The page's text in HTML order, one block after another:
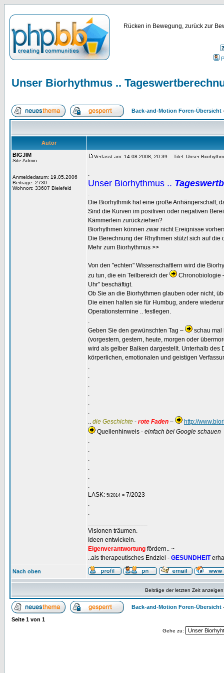
Rücken in Bewegung, zurück zur
Unser Biorhythmus ..
Back-and-Motion Foren-Übersicht
Autor
BIGJIM
Site Admin
Anmeldedatum: 19.05.2006
Beiträge: 2730
Wohnort: 33607 Bielefeld
Verfasst am: 14.08.2008, 20:39 Titel: Unser
.
Unser Biorhythmus ..
.
Die Biorhythmik hat eine große Anhängerschaft,
Sind die Kurven im positiven oder negativen
Kämmerlein zurückziehen?
Biorhythmen können zwar nicht Ereignisse
Die Berechnung der Rhythmen stützt sich auf
Mehr zum Biorhythmus >>
Von den "echten" Wissenschaftlern wird die
zu tun, die ein Teilbereich der
Chronobiologie
Uhr" beschäftigt.
Ob Sie an die Biorhythmen glauben oder nicht,
Die einen halten sie für Humbug, andere
Operationstermine .. festlegen.
.
Geben Sie den gewünschten Tag –
schau
(vorgestern, gestern, heute, morgen oder
wird als gelber Balken dargestellt. Unterhalb des
körperlichen, emotionalen und geistigen
.
.
.
.
.
.
.. die Geschichte - rote Faden –
http://
Quellenhinweis - einfach bei Google schauen
.
.
.
.
.
.
LASK: 5/2014 = 7/2023
.
.
Visionen träumen.
Ideen entwickeln.
Eigenverantwortung fördern.. ~
..als therapeutisches Endziel - GESUNDHEIT
Nach oben
Beiträge der letzten Zeit
Back-and-Motion Foren-Übersicht
Seite 1 von 1
Gehe zu: